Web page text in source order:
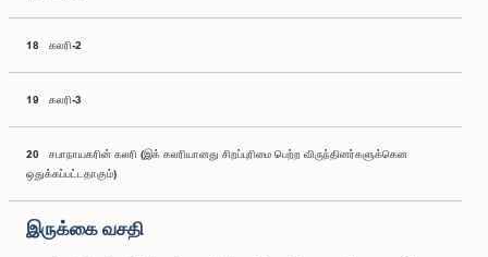
18 கலரி-2
19 கலரி-3
20 சபாநாயகரின் கலரி (இக் கலரியானது சிறப்புரிமை பெற்ற விருந்தினர்களுக்கென
ஒதுக்கப்பட்டதாகும்)
இருக்கை வசதி